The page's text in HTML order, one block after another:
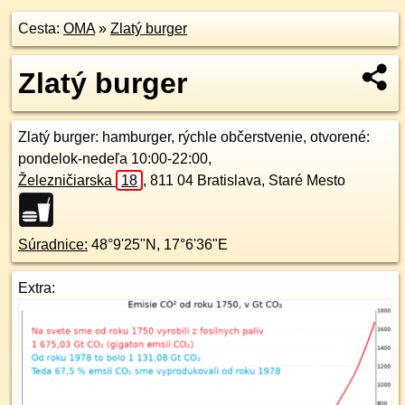
Cesta: OMA» Zlatý burger
Zlatý burger
Zlatý burger: hamburger, rýchle občerstvenie, otvorené:
pondelok-nedeľa 10:00-22:00,
Železničiarska
18 , 811 04 Bratislava, Staré Mesto
Súradnice: 48°9'25"N , 17°6'36"E
Extra: